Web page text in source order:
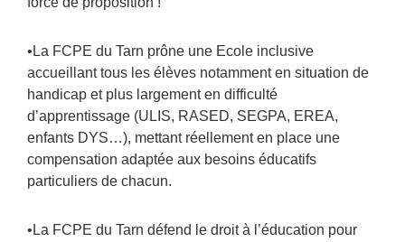
•La FCPE du Tarn prône une Ecole inclusive
accueillant tous les élèves notamment en situation de
handicap et plus largement en difficulté
d’apprentissage (ULIS, RASED, SEGPA, EREA,
enfants DYS…), mettant réellement en place une
compensation adaptée aux besoins éducatifs
particuliers de chacun.
•La FCPE du Tarn défend le droit à l’éducation pour